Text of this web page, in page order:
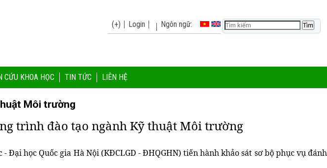
(+) Login Ngôn ngữ:
CỨU KHOA HỌC TIN TỨC LIÊN HỆ
Môi trường
trình đào tạo ngành Kỹ thuật Môi trường
học Quốc gia Hà Nội (KĐCLGD - ĐHQGHN) tiến hành khảo sát sơ bộ phục vụ đánh